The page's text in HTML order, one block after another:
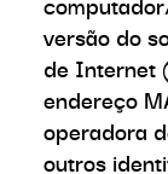
versão do
de Internet
endereço
operadora
outros